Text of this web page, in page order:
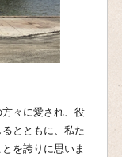
々に愛され、役
とともに、私た
を誇りに思いま